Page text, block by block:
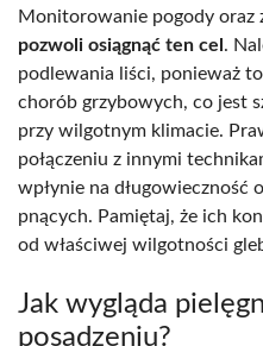
Monitorowanie pogody oraz
pozwoli osiągnąć ten cel .
podlewania liści, ponieważ
chorób grzybowych, co jest
przy wilgotnym klimacie.
połączeniu z innymi
wpłynie na długowieczność
pnących. Pamiętaj, że ich
od właściwej wilgotności
Jak wygląda
posadzeniu?